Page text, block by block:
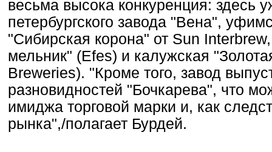
весьма высока конкуренция: здесь
петербургского завода "Вена",
"Сибирская корона" от Sun
мельник" (Efes) и калужская
Breweries). "Кроме того, завод
разновидностей "Бочкарева", что
имиджа торговой марки и, как
рынка",/полагает Бурдей.